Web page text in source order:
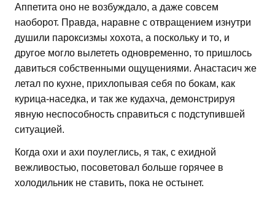
Аппетита оно не возбуждало, а даже совсем
наоборот. Правда, наравне с отвращением изнутри
душили пароксизмы хохота, а поскольку и то, и
другое могло вылететь одновременно, то пришлось
давиться собственными ощущениями. Анастасич же
летал по кухне, прихлопывая себя по бокам, как
курица-наседка, и так же кудахча, демонстрируя
явную неспособность справиться с подступившей
ситуацией.
Когда охи и ахи поулеглись, я так, с ехидной
вежливостью, посоветовал больше горячее в
холодильник не ставить, пока не остынет.